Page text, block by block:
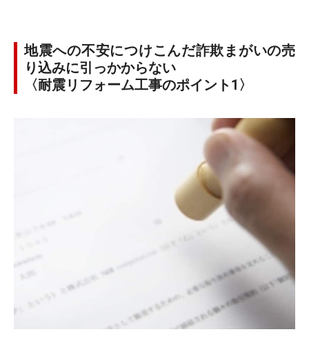
地震への不安につけこんだ詐欺まがいの売
り込みに引っかからない
〈耐震リフォーム工事のポイント1〉